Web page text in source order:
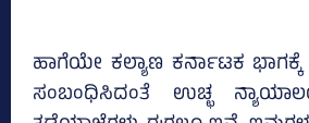
ಹಾಗೆಯೇ ಕಲ್ಯಾಣ ಕರ್ನಾಟಕ
ಸಂಬಂಧಿಸಿದಂತೆ ಉಚ್ಛ